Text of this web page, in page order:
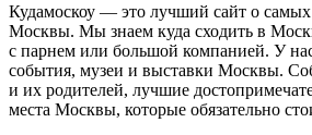
Кудамоскоу — это лучший сайт о
Москвы. Мы знаем куда сходить в
с парнем или большой компанией. У
события, музеи и выставки Москвы.
и их родителей, лучшие
места Москвы, которые обязательно